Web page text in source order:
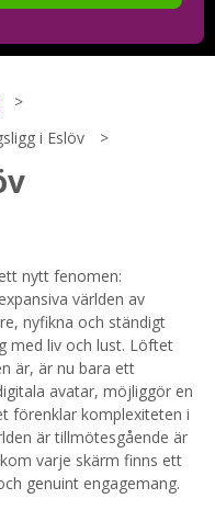
Villkoren
och
att ta emot information och
Jag kan dra
i Eslöv
nytt fenomen:
världen av
nyfikna och ständigt
med liv och lust. Löftet
är, är nu bara ett
avatar, möjliggör en
förenklar komplexiteten i
är tillmötesgående är
varje skärm finns ett
genuint engagemang.